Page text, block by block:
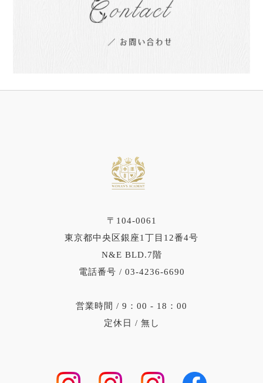
〒104-0061
東京都中央区銀座1丁目12番4号
N&E BLD.7階
電話番号 / 03-4236-6690
営業時間 / 9：00 ‐ 18：00
定休日 / 無し